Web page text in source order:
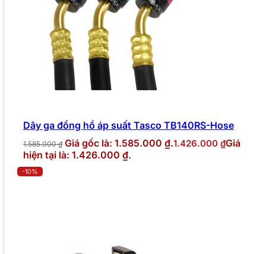
Dây ga đồng hồ áp suất Tasco TB140RS-Hose
1.585.000₫ Giá gốc là: 1.585.000 ₫.1.426.000 ₫Giá
hiện tại là: 1.426.000 ₫.
-10%